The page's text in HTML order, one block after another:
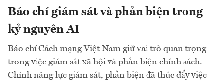
Báo chí giám sát và phản biện trong
kỷ nguyên AI
Báo chí Cách mạng Việt Nam giữ vai trò quan trọng
trong việc giám sát xã hội và phản biện chính sách.
Chính năng lực giám sát, phản biện đã thúc đẩy việc